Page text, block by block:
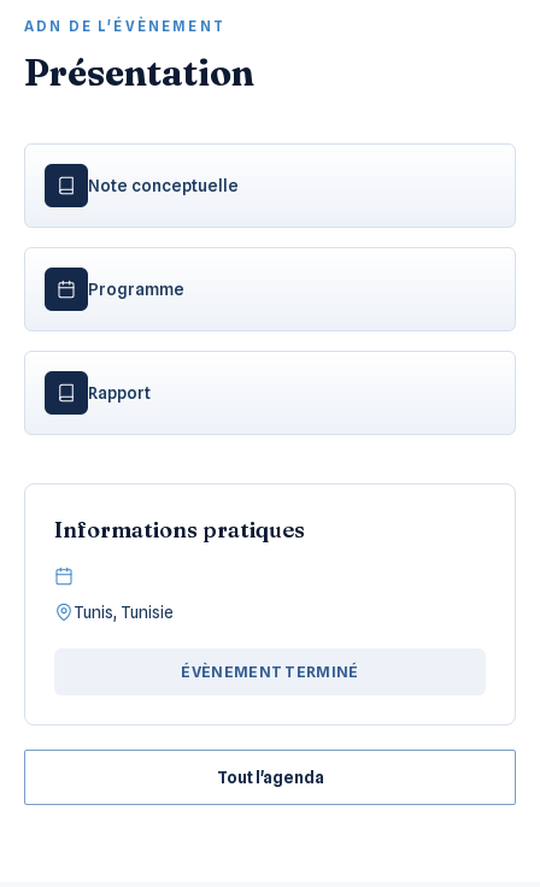
ADN DE L'ÉVÈNEMENT
Présentation
Note conceptuelle
Programme
Rapport
Informations pratiques
Tunis, Tunisie
ÉVÈNEMENT TERMINÉ
Tout l'agenda